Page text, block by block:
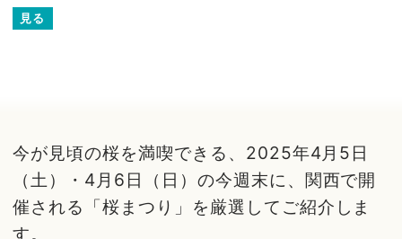
見る
今が見頃の桜を満喫できる、2025年4月5日
（土）・4月6日（日）の今週末に、関西で開
催される「桜まつり」を厳選してご紹介しま
す。